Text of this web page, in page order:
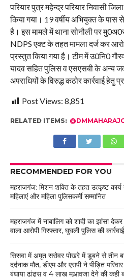
परियार पुत्र महेन्द्र परियार निवासी
किया गया। 19 वर्षीय अभियुक्त के पास
है। इस मामले में थाना सोनौली पर
NDPS एक्ट के तहत मामला दर्ज कर
प्रस्तुत किया गया है। टीम में उ0नि0
यादव सहित पुलिस व एसएसबी के अन्य
अपराधियों के विरुद्ध कठोर कार्रवाई हेतु
Post Views: 8,851
RELATED ITEMS:
RECOMMENDED FOR YOU
महराजगंज: मिशन शक्ति के तहत उत्कृष्ट कार्य
महिलाएं और महिला पुलिसकर्मी सम्मानित
महराजगंज में नाबालिग को शादी का झांसा
वाला आरोपी गिरफ्तार, घुघली पुलिस की
सिसवा में अमृत सरोवर पोखरे में डूबने से तीन
दर्दनाक मौत, डीएम और एसपी ने पीड़ित
बंधाया ढांढ़स व 4 लाख मुआवजा देने की कही